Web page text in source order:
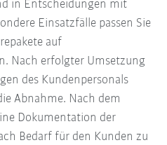
in Entscheidungen mit
Einsatzfälle passen Sie
auf
Nach erfolgter Umsetzung
des Kundenpersonals
Abnahme. Nach dem
Dokumentation der
Bedarf für den Kunden zu